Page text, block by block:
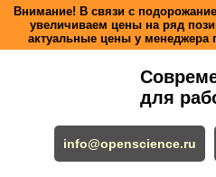
Внимание! В связи с
увеличиваем цены на ряд
актуальные цены у менеджера
для
info@openscience.ru